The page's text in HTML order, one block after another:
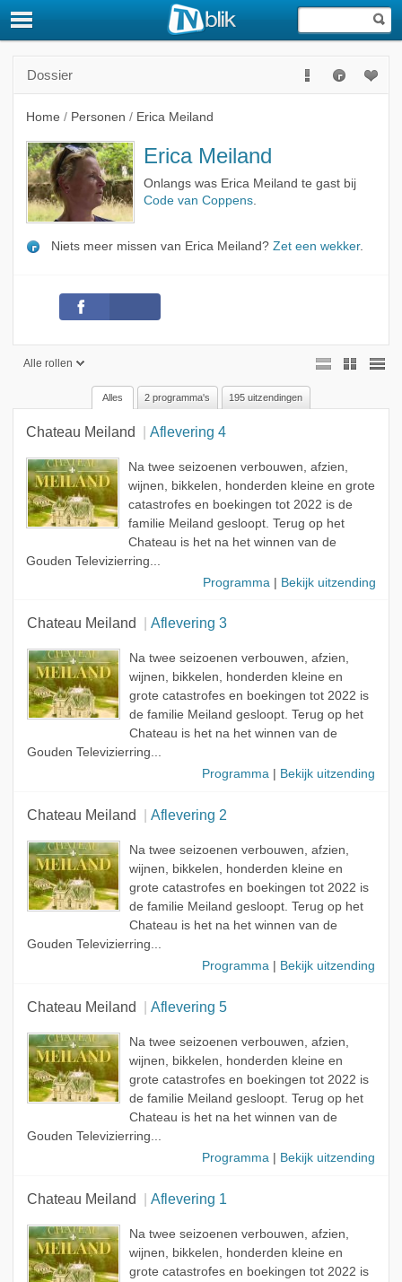
Dossier
Home / Personen / Erica Meiland
Erica Meiland
Onlangs was Erica Meiland te gast bij
Code van Coppens.
Niets meer missen van Erica Meiland? Zet een wekker.
Alle rollen
Alle rollen
Gast
Onderwerp
Realitist
Alles 2 programma's 195 uitzendingen
Chateau Meiland Aflevering 4
Na twee seizoenen verbouwen, afzien,
wijnen, bikkelen, honderden kleine en grote
catastrofes en boekingen tot 2022 is de
familie Meiland gesloopt. Terug op het
Chateau is het na het winnen van de
Gouden Televizierring...
Programma | Bekijk uitzending
Chateau Meiland Aflevering 3
Na twee seizoenen verbouwen, afzien,
wijnen, bikkelen, honderden kleine en
grote catastrofes en boekingen tot 2022 is
de familie Meiland gesloopt. Terug op het
Chateau is het na het winnen van de
Gouden Televizierring...
Programma | Bekijk uitzending
Chateau Meiland Aflevering 2
Na twee seizoenen verbouwen, afzien,
wijnen, bikkelen, honderden kleine en
grote catastrofes en boekingen tot 2022 is
de familie Meiland gesloopt. Terug op het
Chateau is het na het winnen van de
Gouden Televizierring...
Programma | Bekijk uitzending
Chateau Meiland Aflevering 5
Na twee seizoenen verbouwen, afzien,
wijnen, bikkelen, honderden kleine en
grote catastrofes en boekingen tot 2022 is
de familie Meiland gesloopt. Terug op het
Chateau is het na het winnen van de
Gouden Televizierring...
Programma | Bekijk uitzending
Chateau Meiland Aflevering 1
Na twee seizoenen verbouwen, afzien,
wijnen, bikkelen, honderden kleine en
grote catastrofes en boekingen tot 2022 is